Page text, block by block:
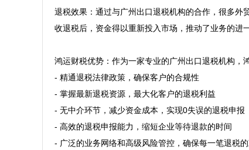
退税效果：通过与广州出口退税机构的合作，很多
收退税后，资金得以重新投入市场，推动了业务的进
鸿运财税优势：作为一家专业的广州出口退税机构，
- 精通退税法律政策，确保客户的合规性
- 掌握最新退税资源，最大化客户的退税利益
- 无中介环节，减少资金成本，实现0失误的退税申报
- 高效的退税申报能力，缩短企业等待退款的时间
- 广泛的业务网络和高级风险管控，确保每一笔退税